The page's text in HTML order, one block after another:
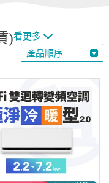
)看更多
產品順序